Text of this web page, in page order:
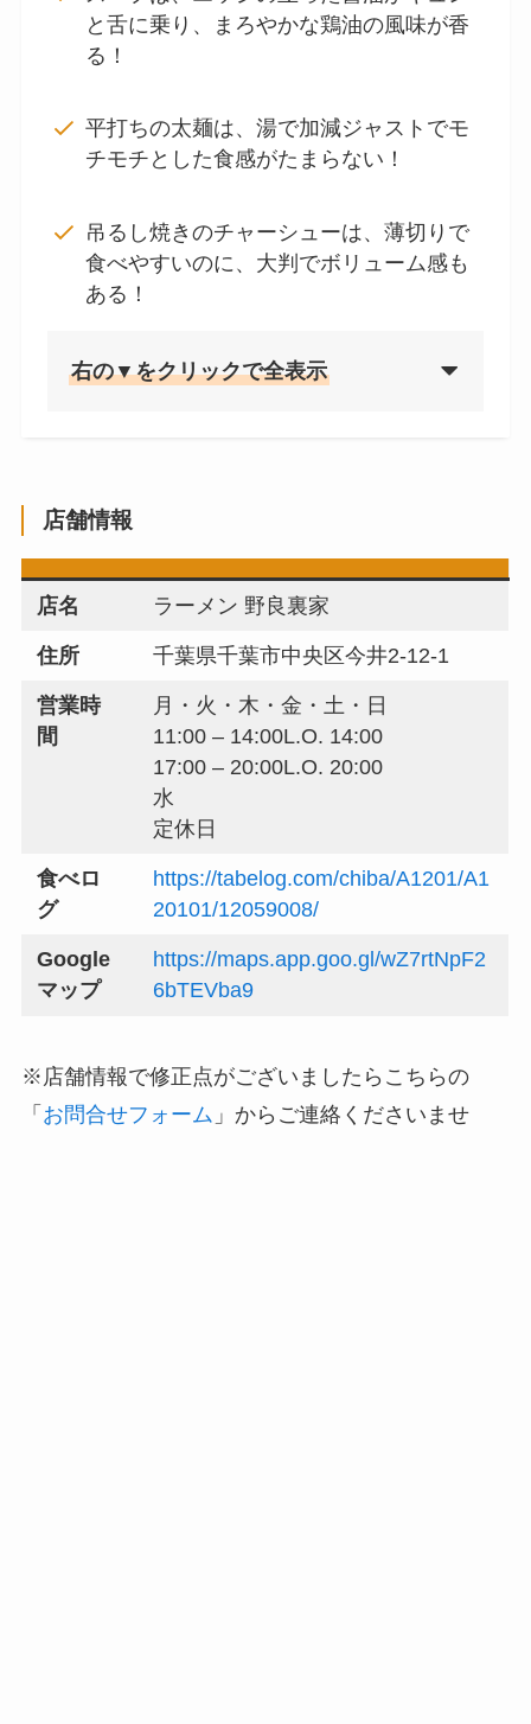
と舌に乗り、まろやかな鶏油の風味が香
る！
平打ちの太麺は、湯で加減ジャストでモ
チモチとした食感がたまらない！
吊るし焼きのチャーシューは、薄切りで
食べやすいのに、大判でボリューム感も
ある！
右の▼をクリックで全表示
店舗情報
店名 ラーメン 野良裏家
住所 千葉県千葉市中央区今井2-12-1
営業時
間
月・火・木・金・土・日
11:00 – 14:00L.O. 14:00
17:00 – 20:00L.O. 20:00
水
定休日
食べロ
グ
https://tabelog.com/chiba/A1201/A1
20101/12059008/
Google
マップ
https://maps.app.goo.gl/wZ7rtNpF2
6bTEVba9
※店舗情報で修正点がございましたらこちらの
「 お問合せフォーム 」からご連絡くださいませ